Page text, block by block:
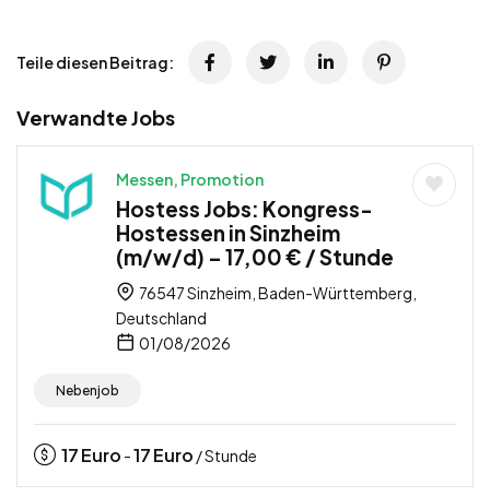
Teile diesen Beitrag:
Verwandte Jobs
Messen, Promotion
Hostess Jobs: Kongress-
Hostessen in Sinzheim
(m/w/d) – 17,00 € / Stunde
76547 Sinzheim, Baden-Württemberg,
Deutschland
01/08/2026
Nebenjob
17Euro -17Euro / Stunde